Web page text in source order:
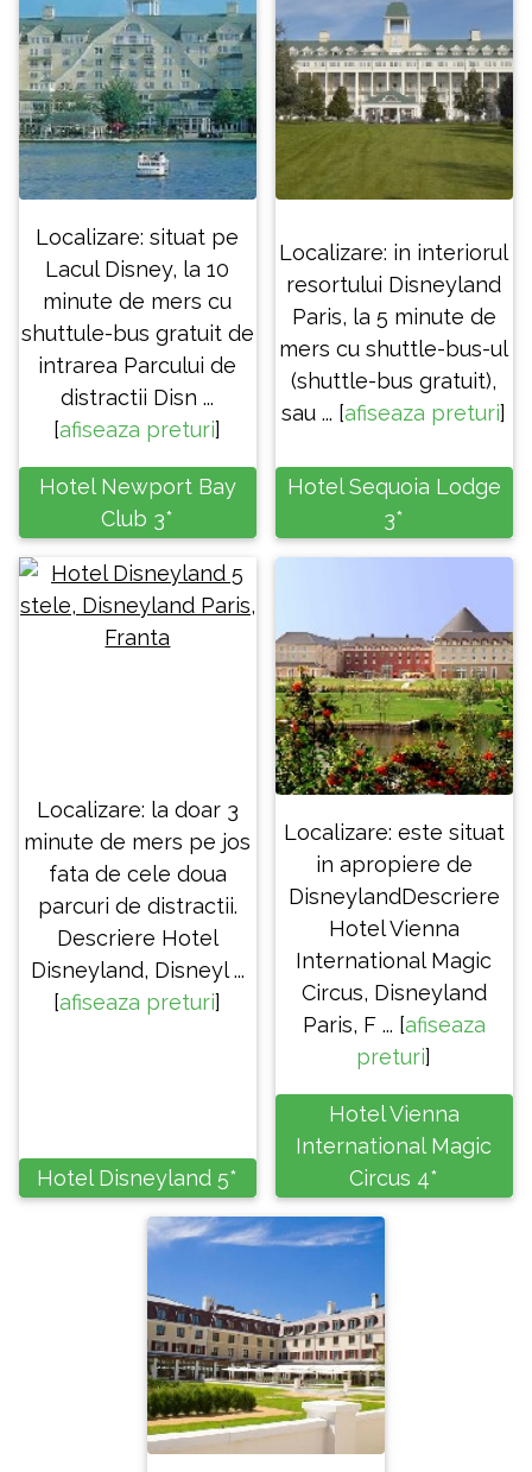
Localizare: situat pe
Lacul Disney, la 10
minute de mers cu
shuttule-bus gratuit de
intrarea Parcului de
distractii Disn ...
[afiseaza preturi]
Hotel Newport Bay
Club 3*
Localizare: in interiorul
resortului Disneyland
Paris, la 5 minute de
mers cu shuttle-bus-ul
(shuttle-bus gratuit),
sau ... [afiseaza preturi]
Hotel Sequoia Lodge
3*
Localizare: la doar 3
minute de mers pe jos
fata de cele doua
parcuri de distractii.
Descriere Hotel
Disneyland, Disneyl ...
[afiseaza preturi]
Hotel Disneyland 5*
Localizare: este situat
in apropiere de
DisneylandDescriere
Hotel Vienna
International Magic
Circus, Disneyland
Paris, F ... [afiseaza
preturi]
Hotel Vienna
International Magic
Circus 4*